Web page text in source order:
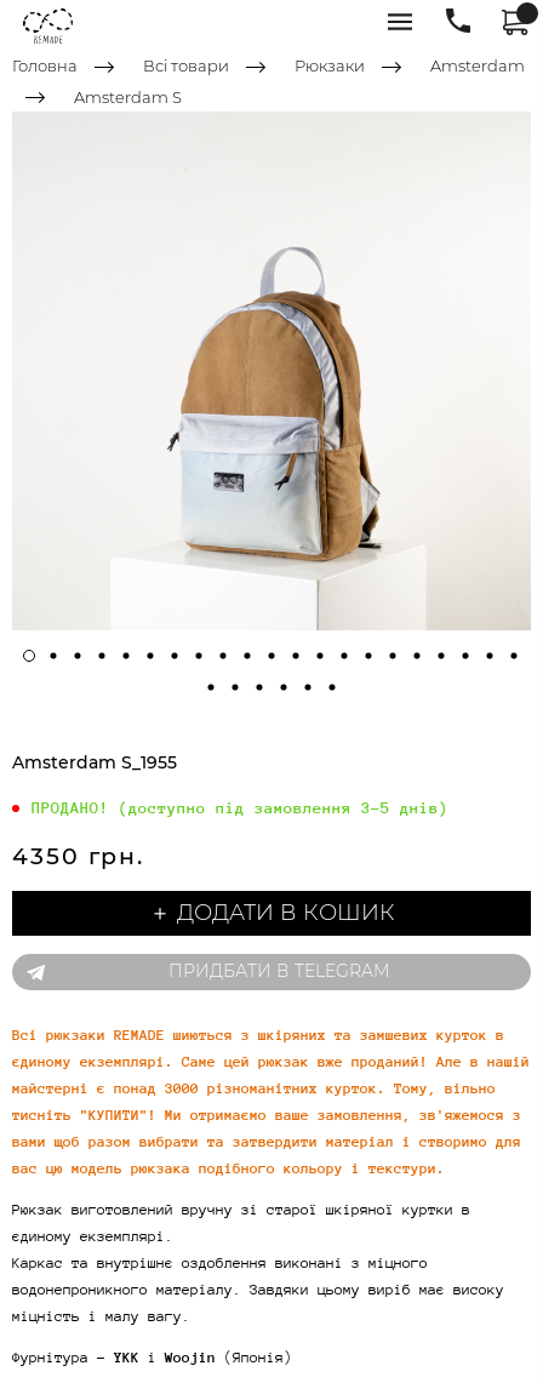
Головна Всі товари Рюкзаки
Amsterdam
Amsterdam S
Amsterdam S_1955
ПРОДАНО! (доступно під замовлення 3-5 днів)
4350 грн.
＋ ДОДАТИ В КОШИК
ПРИДБАТИ В TELEGRAM
Всі рюкзаки REMADE шиються з шкіряних та замшевих курток в
єдиному екземплярі. Саме цей рюкзак вже проданий! Але в нашій
майстерні є понад 3000 різноманітних курток. Тому, вільно
тисніть "КУПИТИ"! Ми отримаємо ваше замовлення, зв'яжемося з
вами щоб разом вибрати та затвердити матеріал і створимо для
вас цю модель рюкзака подібного кольору і текстури.
Рюкзак виготовлений вручну зі старої шкіряної куртки в
єдиному екземплярі.
Каркас та внутрішнє оздоблення виконані з міцного
водонепроникного матеріалу. Завдяки цьому виріб має високу
міцність і малу вагу.
Фурнітура -YKK іWoojin (Японія)